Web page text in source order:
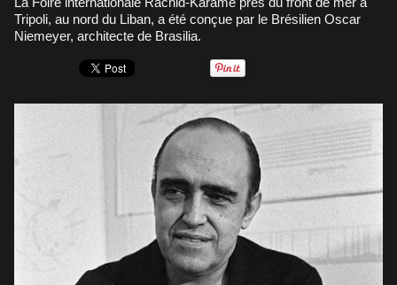
Tripoli, au nord du Liban, a été conçue par le Brésilien Oscar
Niemeyer, architecte de Brasilia.